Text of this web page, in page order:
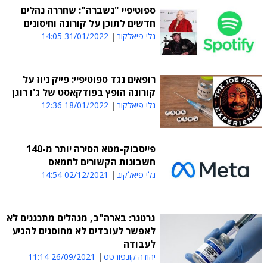
ספוטיפיי "נשברה": שחררה נהלים
חדשים לתוכן על קורונה וחיסונים
גלי פיאלקוב 31/01/2022 14:05
רופאים נגד ספוטיפיי: פייק ניוז על
קורונה הופץ בפודקאסט של ג'ו רוגן
גלי פיאלקוב 18/01/2022 12:36
פייסבוק-מטא הסירה יותר מ-140
חשבונות הקשורים לחמאס
גלי פיאלקוב 02/12/2021 14:54
גרטנר: בארה"ב, מנהלים מתכננים לא
לאפשר לעובדים לא מחוסנים להגיע
לעבודה
יהודה קונפורטס 26/09/2021 11:14